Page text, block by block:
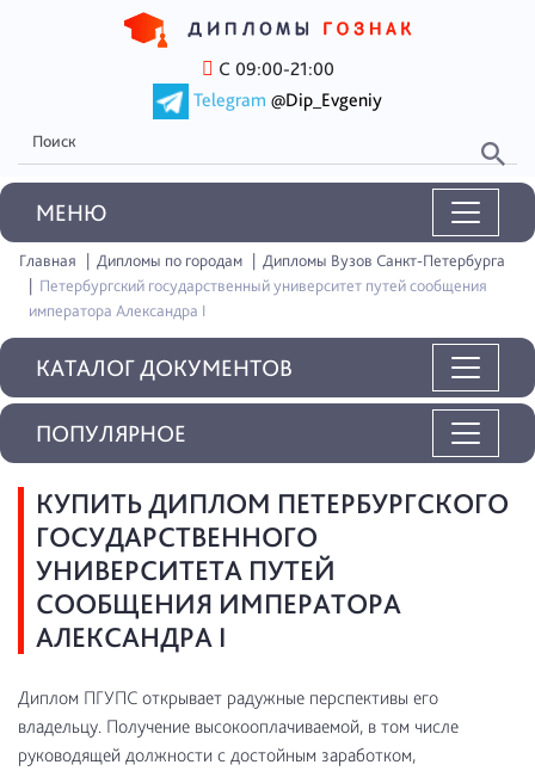
С 09:00-21:00
Telegram @Dip_Evgeniy
MEНЮ
Главная Дипломы по городам
Дипломы Вузов Санкт-Петербурга
Петербургский государственный университет путей сообщения
императора Александра I
КАТАЛОГ ДОКУМЕНТОВ
КУПИТЬ ДИПЛОМ ПЕТЕРБУРГСКОГО
ГОСУДАРСТВЕННОГО
УНИВЕРСИТЕТА ПУТЕЙ
СООБЩЕНИЯ ИМПЕРАТОРА
АЛЕКСАНДРА I
Диплом ПГУПС открывает радужные перспективы его
владельцу. Получение высокооплачиваемой, в том числе
руководящей должности с достойным заработком,
ПОПУЛЯРНОЕ